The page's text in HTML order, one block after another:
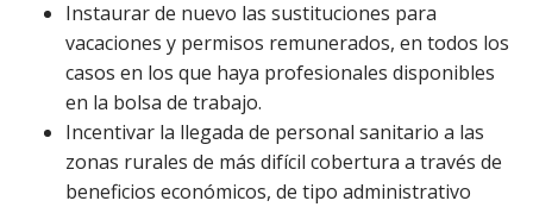
Instaurar de nuevo las sustituciones para
vacaciones y permisos remunerados, en todos los
casos en los que haya profesionales disponibles
en la bolsa de trabajo.
Incentivar la llegada de personal sanitario a las
zonas rurales de más difícil cobertura a través de
beneficios económicos, de tipo administrativo